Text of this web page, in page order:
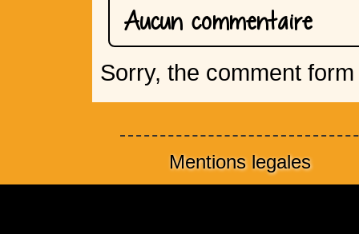
Aucun commentaire
Sorry, the comment
Mentions legales